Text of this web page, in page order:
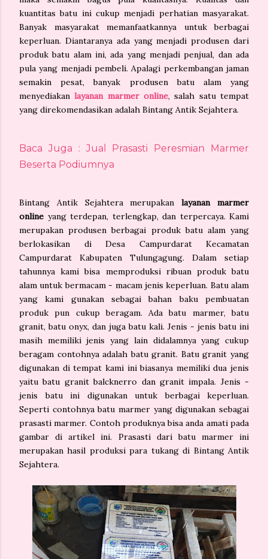
kuantitas batu ini cukup menjadi perhatian masyarakat.
Banyak masyarakat memanfaatkannya untuk berbagai
keperluan. Diantaranya ada yang menjadi produsen dari
produk batu alam ini, ada yang menjadi penjual, dan ada
pula yang menjadi pembeli. Apalagi perkembangan jaman
semakin pesat, banyak produsen batu alam yang
menyediakanlayanan marmer online, salah satu tempat
yang direkomendasikan adalah Bintang Antik Sejahtera.
Baca Juga : Jual Prasasti Peresmian Marmer
Beserta Podiumnya
Bintang Antik Sejahtera merupakanlayanan marmer
online yang terdepan, terlengkap, dan terpercaya. Kami
merupakan produsen berbagai produk batu alam yang
berlokasikan di Desa Campurdarat Kecamatan
Campurdarat Kabupaten Tulungagung. Dalam setiap
tahunnya kami bisa memproduksi ribuan produk batu
alam untuk bermacam - macam jenis keperluan. Batu alam
yang kami gunakan sebagai bahan baku pembuatan
produk pun cukup beragam. Ada batu marmer, batu
granit, batu onyx, dan juga batu kali. Jenis - jenis batu ini
masih memiliki jenis yang lain didalamnya yang cukup
beragam contohnya adalah batu granit. Batu granit yang
digunakan di tempat kami ini biasanya memiliki dua jenis
yaitu batu granit balcknerro dan granit impala. Jenis -
jenis batu ini digunakan untuk berbagai keperluan.
Seperti contohnya batu marmer yang digunakan sebagai
prasasti marmer. Contoh produknya bisa anda amati pada
gambar di artikel ini. Prasasti dari batu marmer ini
merupakan hasil produksi para tukang di Bintang Antik
Sejahtera.